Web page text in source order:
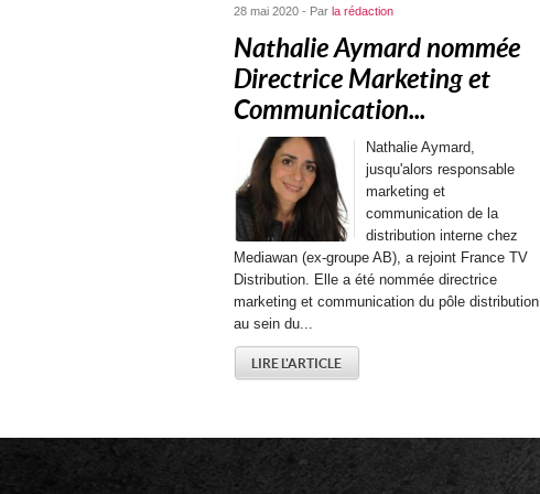
28 mai 2020 - Par la rédaction
Nathalie Aymard nommée
Directrice Marketing et
Communication...
Nathalie Aymard,
jusqu'alors responsable
marketing et
communication de la
distribution interne chez
Mediawan (ex-groupe AB), a rejoint France TV
Distribution. Elle a été nommée directrice
marketing et communication du pôle distribution
au sein du...
LIRE L'ARTICLE